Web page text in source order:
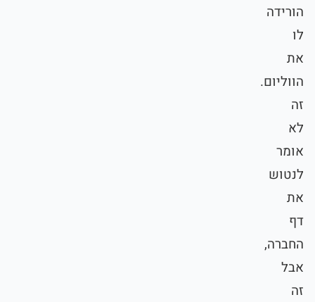
הורידה
לו
את
הווליום.
זה
לא
אומר
לנטוש
את
דף
החברה,
אבל
זה